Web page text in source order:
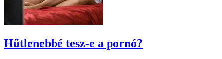
Hűtlenebbé tesz-e a pornó?